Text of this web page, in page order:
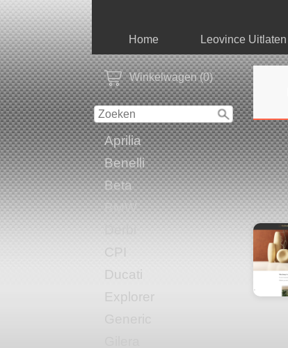
Home Leovince Uitlaten
Winkelwagen (0)
Aprilia
Benelli
Beta
BMW
CPI
Ducati
Explorer